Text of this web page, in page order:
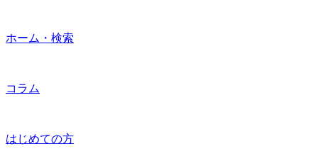
ホーム・検索
コラム
はじめての方